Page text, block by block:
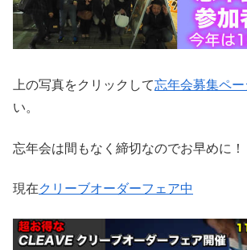
上の写真をクリックして忘年会募集ペ
い。
忘年会は間もなく締切なのでお早めに！
現在クリーブオーダーフェア中